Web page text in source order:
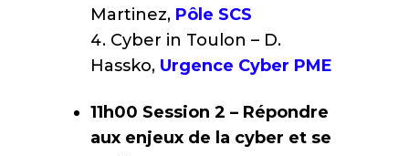
Martinez, Pôle SCS
Cyber in Toulon – D.
Hassko, Urgence Cyber PME
11h00 Session 2 – Répondre
aux enjeux de la cyber et se